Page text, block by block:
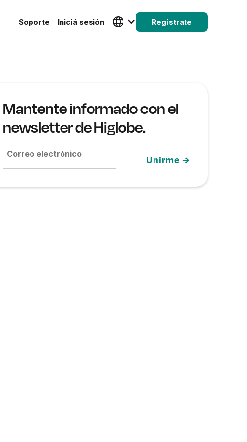
Soporte Iniciá sesión Registrate
Mantente informado con el
newsletter de Higlobe.
Correo electrónico